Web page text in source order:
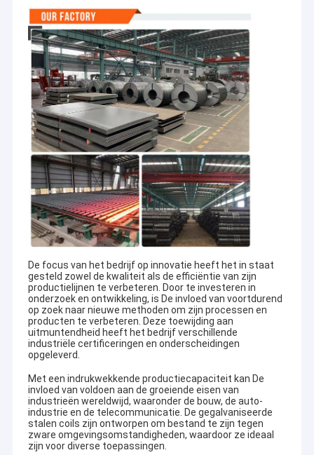
De focus van het bedrijf op innovatie heeft het in staat
gesteld zowel de kwaliteit als de efficiëntie van zijn
productielijnen te verbeteren. Door te investeren in
onderzoek en ontwikkeling, is De invloed van voortdurend
op zoek naar nieuwe methoden om zijn processen en
producten te verbeteren. Deze toewijding aan
uitmuntendheid heeft het bedrijf verschillende
industriële certificeringen en onderscheidingen
opgeleverd.
Met een indrukwekkende productiecapaciteit kan De
invloed van voldoen aan de groeiende eisen van
industrieën wereldwijd, waaronder de bouw, de auto-
industrie en de telecommunicatie. De gegalvaniseerde
stalen coils zijn ontworpen om bestand te zijn tegen
zware omgevingsomstandigheden, waardoor ze ideaal
zijn voor diverse toepassingen.